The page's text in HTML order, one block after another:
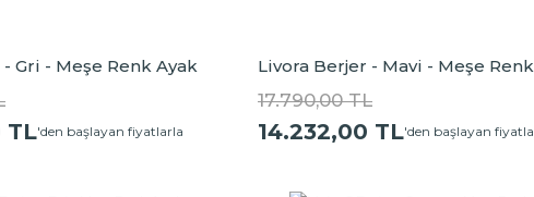
Gri - Meşe Renk Ayak
TL'den başlayan fiyatlarla
Livora Berjer - Mavi - Meşe
17.790,00 TL
14.232,00 TL'den başlayan